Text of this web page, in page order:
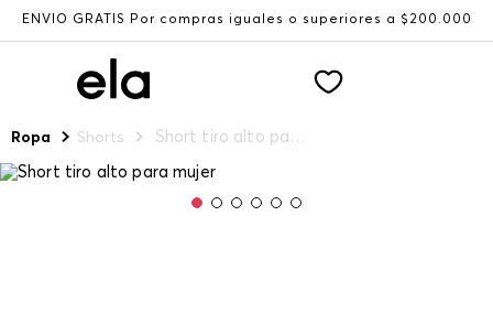
ENVÍO GRATIS Por compras iguales o superiores a $200.000
Ropa Shorts Short tiro alto para mujer